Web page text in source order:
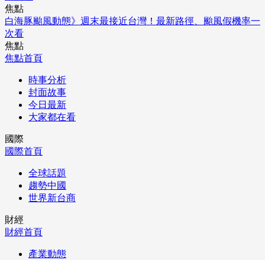
焦點
白海豚颱風動態》週末最接近台灣！最新路徑、颱風假機率一
次看
焦點
焦點首頁
時事分析
封面故事
今日最新
大家都在看
國際
國際首頁
全球話題
趨勢中國
世界新台商
財經
財經首頁
產業動態